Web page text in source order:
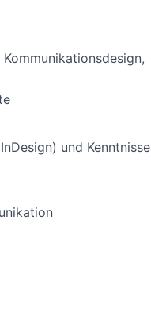
und Kenntnisse